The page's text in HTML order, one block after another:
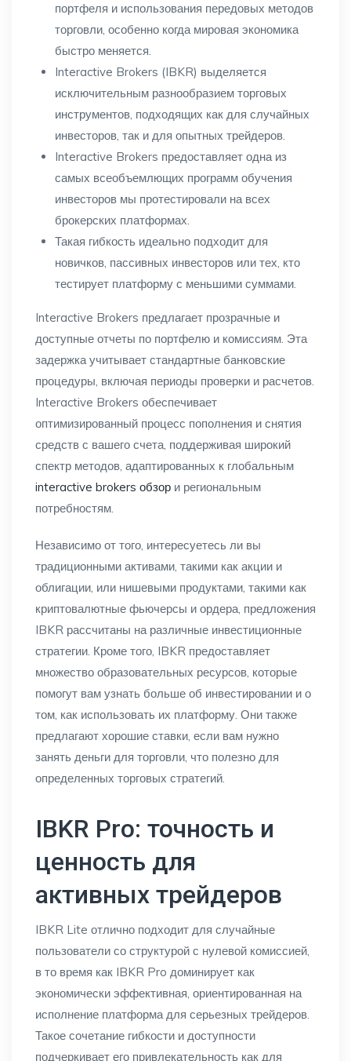
портфеля и использования передовых методов
торговли, особенно когда мировая экономика
быстро меняется.
Interactive Brokers (IBKR) выделяется
исключительным разнообразием торговых
инструментов, подходящих как для случайных
инвесторов, так и для опытных трейдеров.
Interactive Brokers предоставляет одна из
самых всеобъемлющих программ обучения
инвесторов мы протестировали на всех
брокерских платформах.
Такая гибкость идеально подходит для
новичков, пассивных инвесторов или тех, кто
тестирует платформу с меньшими суммами.
Interactive Brokers предлагает прозрачные и
доступные отчеты по портфелю и комиссиям. Эта
задержка учитывает стандартные банковские
процедуры, включая периоды проверки и расчетов.
Interactive Brokers обеспечивает
оптимизированный процесс пополнения и снятия
средств с вашего счета, поддерживая широкий
спектр методов, адаптированных к глобальным
interactive brokers обзор и региональным
потребностям.
Независимо от того, интересуетесь ли вы
традиционными активами, такими как акции и
облигации, или нишевыми продуктами, такими как
криптовалютные фьючерсы и ордера, предложения
IBKR рассчитаны на различные инвестиционные
стратегии. Кроме того, IBKR предоставляет
множество образовательных ресурсов, которые
помогут вам узнать больше об инвестировании и о
том, как использовать их платформу. Они также
предлагают хорошие ставки, если вам нужно
занять деньги для торговли, что полезно для
определенных торговых стратегий.
IBKR Pro: точность и
ценность для
активных трейдеров
IBKR Lite отлично подходит для случайные
пользователи со структурой с нулевой комиссией,
в то время как IBKR Pro доминирует как
экономически эффективная, ориентированная на
исполнение платформа для серьезных трейдеров.
Такое сочетание гибкости и доступности
подчеркивает его привлекательность как для